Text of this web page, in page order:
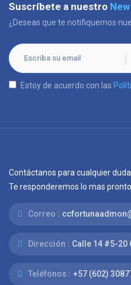
Suscríbete a nuestro
¿Deseas que te notifiquemos
Estoy de acuerdo con las
Contáctanos para cualquier
Te responderemos lo mas pronto.
Correo :
Dirección : Calle 14 #5-20
Teléfonos : +57 (602)